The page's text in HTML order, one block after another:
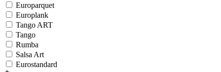
Europarquet
Europlank
Tango ART
Tango
Rumba
Salsa Art
Eurostandard